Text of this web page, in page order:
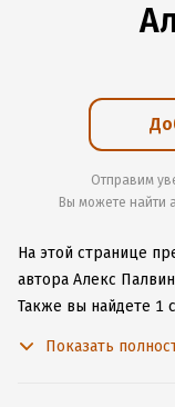
Отправим
Вы можете найти
На этой странице
автора Алекс
Также вы найдете 1
Показать